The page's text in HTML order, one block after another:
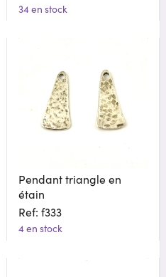
34 en stock
Pendant triangle en
étain
Ref: f333
4 en stock